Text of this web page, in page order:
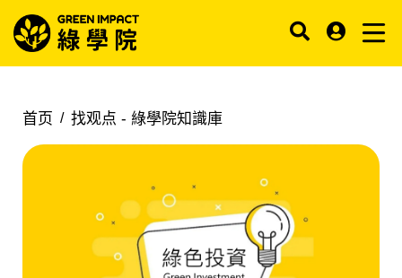
首页 找观点 - 綠學院知識庫